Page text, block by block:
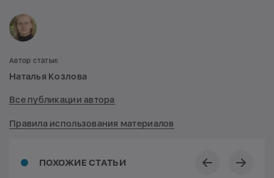
ПОХОЖИЕ СТАТЬИ
Автор статьи:
Наталья Козлова
Все публикации автора
Правила использования материалов